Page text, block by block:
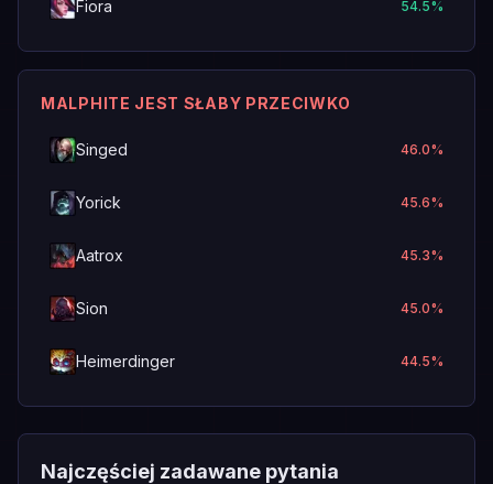
Fiora 54.5%
MALPHITE JEST SŁABY PRZECIWKO
Singed 46.0%
Yorick 45.6%
Aatrox 45.3%
Sion 45.0%
Heimerdinger 44.5%
Najczęściej zadawane pytania